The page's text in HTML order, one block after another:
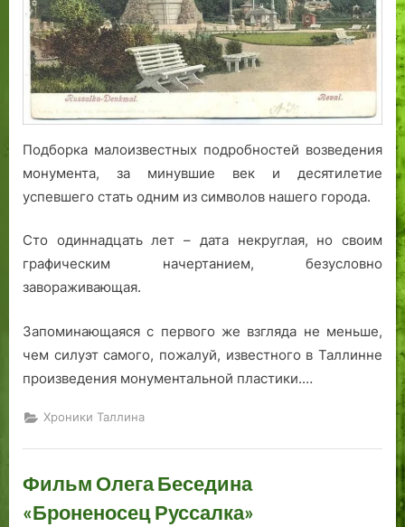
одиннадцатилетней
годовщине
Подборка малоизвестных подробностей возведения
монумента, за минувшие век и десятилетие
успевшего стать одним из символов нашего города.
Сто одиннадцать лет – дата некруглая, но своим
графическим начертанием, безусловно
завораживающая.
Запоминающаяся с первого же взгляда не меньше,
чем силуэт самого, пожалуй, известного в Таллинне
произведения монументальной пластики.…
Хроники Таллина
Фильм Олега Беседина
«Броненосец Руссалка»